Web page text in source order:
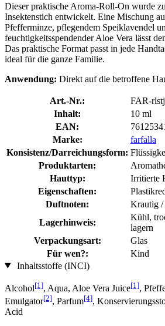
Dieser praktische Aroma-Roll-On wurde
Insektenstich entwickelt. Eine Mischung
Pfefferminze, pflegendem Speiklavendel
feuchtigkeitsspendender Aloe Vera lässt
Das praktische Format passt in jede
ideal für die ganze Familie.
Anwendung: Direkt auf die betroffene
Art.-Nr.:
FAR-
Inhalt:
10 ml
EAN:
Marke:
farfalla
Konsistenz/Darreichungsform:
Produktarten:
Hauttyp:
Irritierte
Eigenschaften:
Duftnoten:
Krautig /
Lagerhinweis:
Kühl,
lagern
Verpackungsart:
Glas
Für wen?:
Kind
Inhaltsstoffe (INCI)
Alcohol[1], Aqua, Aloe Vera Juice[1],
Emulgator[2], Parfum[4],
Acid